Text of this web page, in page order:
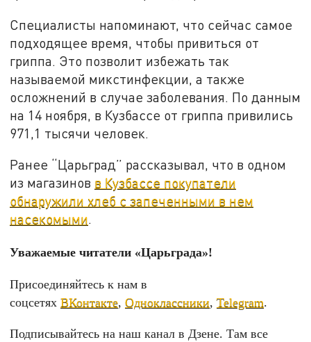
Специалисты напоминают, что сейчас самое
подходящее время, чтобы привиться от
гриппа. Это позволит избежать так
называемой микстинфекции, а также
осложнений в случае заболевания. По данным
на 14 ноября, в Кузбассе от гриппа привились
971,1 тысячи человек.
Ранее “Царьград” рассказывал, что в одном
из магазинов в Кузбассе покупатели
обнаружили хлеб с запеченными в нем
насекомыми.
Уважаемые читатели «Царьграда»!
Присоединяйтесь к нам в
соцсетяхВКонтакте,Одноклассники,Telegram.
Подписывайтесь на наш канал в Дзене. Там все